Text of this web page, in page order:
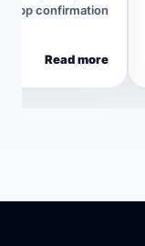
confirmation.”
Read more